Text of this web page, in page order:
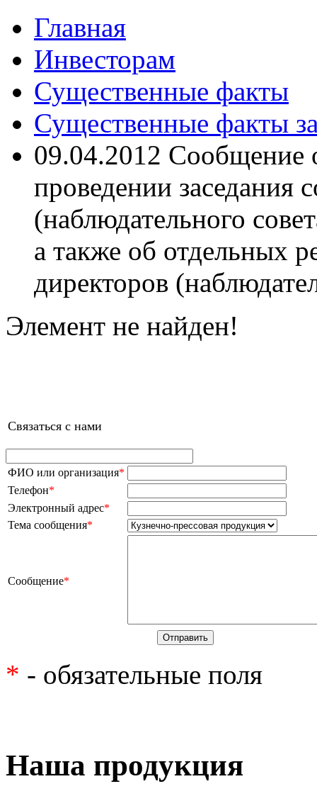
Главная
Инвесторам
Существенные факты
Существенные факты
09.04.2012 Сообщение
проведении заседания
(наблюдательного
а также об отдельных
директоров
Элемент не найден!
Связаться с нами
ФИО или организация*
Телефон*
Электронный адрес*
Тема сообщения*
Сообщение*
* - обязательные поля
Наша продукция